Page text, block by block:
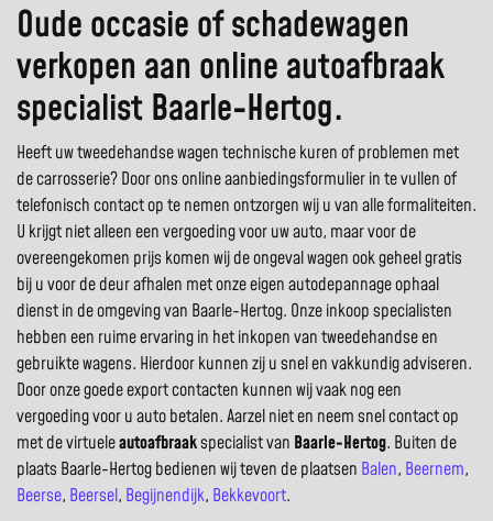
Oude occasie of schadewagen
verkopen aan online autoafbraak
specialist Baarle-Hertog.
Heeft uw tweedehandse wagen technische kuren of problemen met
de carrosserie? Door ons online aanbiedingsformulier in te vullen of
telefonisch contact op te nemen ontzorgen wij u van alle formaliteiten.
U krijgt niet alleen een vergoeding voor uw auto, maar voor de
overeengekomen prijs komen wij de ongeval wagen ook geheel gratis
bij u voor de deur afhalen met onze eigen autodepannage ophaal
dienst in de omgeving van Baarle-Hertog. Onze inkoop specialisten
hebben een ruime ervaring in het inkopen van tweedehandse en
gebruikte wagens. Hierdoor kunnen zij u snel en vakkundig adviseren.
Door onze goede export contacten kunnen wij vaak nog een
vergoeding voor u auto betalen. Aarzel niet en neem snel contact op
met de virtueleautoafbraakspecialist van Baarle-Hertog. Buiten de
plaats Baarle-Hertog bedienen wij teven de plaatsen Balen, Beernem,
Beerse, Beersel, Begijnendijk, Bekkevoort.